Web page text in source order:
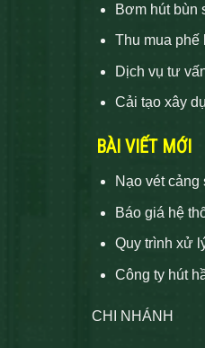
Bơm hút bùn
Thu mua phế
Dịch vụ tư
Cải tạo xây
BÀI VIẾT MỚI
Nạo vét
Báo giá hệ
Quy trình xử
Công ty hút
CHI NHÁNH